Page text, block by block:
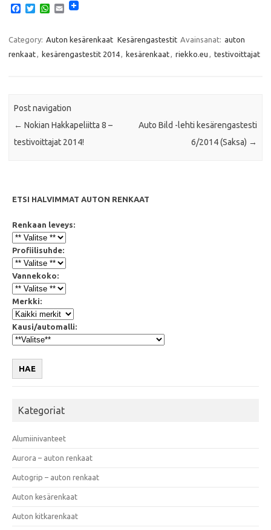
e
b
o
T
t
t
e
W
t
A
E
i
Category: Auton kesärenkaat Kesärengastestit Avainsanat: auton
renkaat
kesärengastestit 2014 kesärenkaat riekko.eu testivoittajat
Post navigation
← Nokian Hakkapeliitta 8 –
testivoittajat 2014!
Auto Bild -lehti kesärengastesti
6/2014 (Saksa) →
ETSI HALVIMMAT AUTON RENKAAT
Renkaan leveys:
Profiilisuhde:
Vannekoko:
Merkki:
Kausi/automalli:
HAE
Kategoriat
Alumiinivanteet
Aurora – auton renkaat
Autogrip – auton renkaat
Auton kesärenkaat
Auton kitkarenkaat